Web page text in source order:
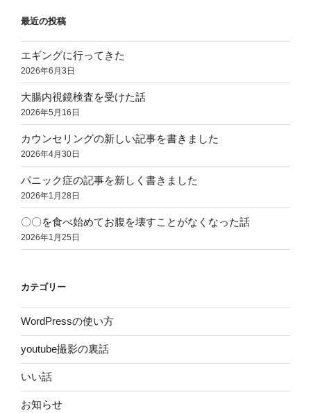
最近の投稿
エギングに行ってきた
2026年6月3日
大腸内視鏡検査を受けた話
2026年5月16日
カウンセリングの新しい記事を書きました
2026年4月30日
パニック症の記事を新しく書きました
2026年1月28日
〇〇を食べ始めてお腹を壊すことがなくなった話
2026年1月25日
カテゴリー
WordPressの使い方
youtube撮影の裏話
いい話
お知らせ